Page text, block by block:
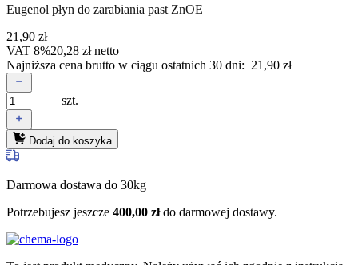
Eugenol płyn do zarabiania past ZnOE
21,90 zł
VAT 8%20,28 złnetto
Najniższa cena brutto w ciągu ostatnich 30 dni: 21,90 zł
szt.
Dodaj do koszyka
Darmowa dostawa do 30kg
Potrzebujesz jeszcze 400,00 złdo darmowej dostawy.